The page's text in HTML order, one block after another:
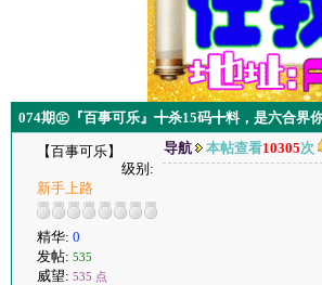
074期㊣『百事可乐』╋杀15码╋料，是六合界
【百事可乐】
级别:
新手上路
精华: 0
发帖: 535
威望: 535 点
导航 本帖查看10305次